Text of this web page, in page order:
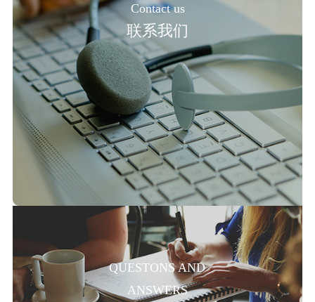
Contact us
联系我们
QUESTONS AND
ANSWERS